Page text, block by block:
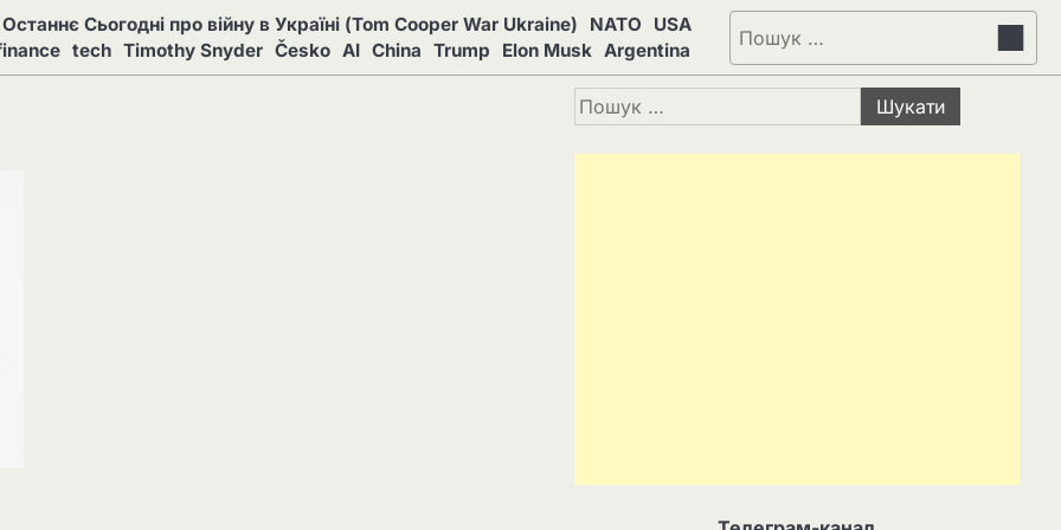
Сьогодні про війну в Україні (Tom Cooper War Ukraine) NATO
USA
tech Timothy Snyder Česko AI China Trump Elon Musk Argentina
Пошук:
Пошук: